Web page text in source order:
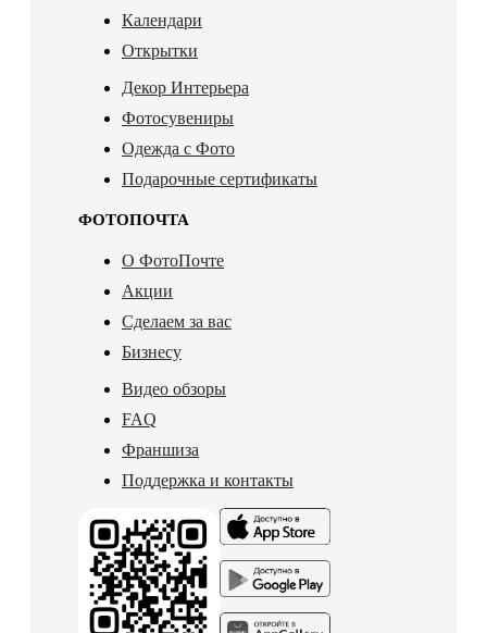
Календари
Открытки
Декор Интерьера
Фотосувениры
Одежда с Фото
Подарочные сертификаты
ФОТОПОЧТА
О ФотоПочте
Акции
Сделаем за вас
Бизнесу
Видео обзоры
FAQ
Франшиза
Поддержка и контакты